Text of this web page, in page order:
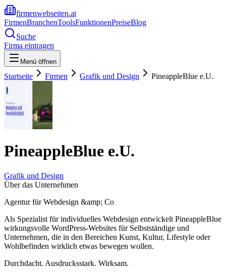
firmenwebseiten.at
FirmenBranchenToolsFunktionenPreiseBlog
Suche
Firma eintragen
Menü öffnen
Startseite Firmen Grafik und Design PineappleBlue e.U.
PineappleBlue e.U.
Grafik und Design
Über das Unternehmen
Agentur für Webdesign &amp; Co
Als Spezialist für individuelles Webdesign entwickelt PineappleBlue
wirkungsvolle WordPress-Websites für Selbstständige und
Unternehmen, die in den Bereichen Kunst, Kultur, Lifestyle oder
Wohlbefinden wirklich etwas bewegen wollen.
Durchdacht. Ausdrucksstark. Wirksam.